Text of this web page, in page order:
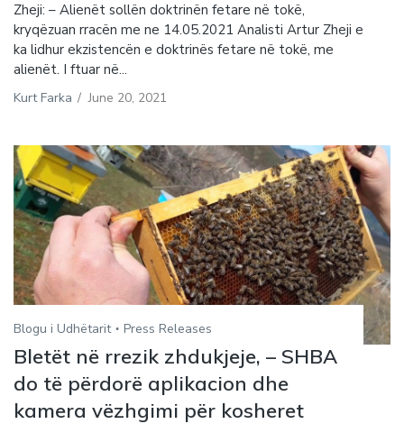
Zheji: – Alienët sollën doktrinën fetare në tokë,
kryqëzuan rracën me ne 14.05.2021 Analisti Artur Zheji e
ka lidhur ekzistencën e doktrinës fetare në tokë, me
alienët. I ftuar në...
Kurt Farka / June 20, 2021
Blogu i Udhëtarit Press Releases
Bletët në rrezik zhdukjeje, – SHBA
do të përdorë aplikacion dhe
kamera vëzhgimi për kosheret